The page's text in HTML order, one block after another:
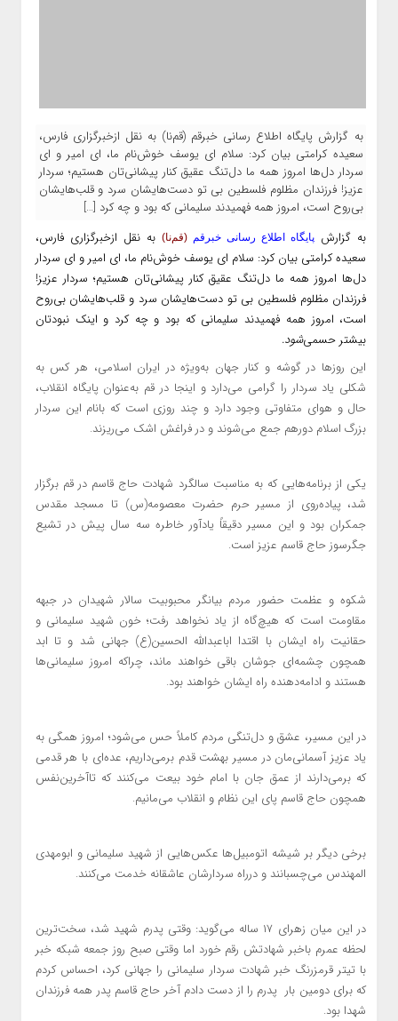
به گزارش پایگاه اطلاع رسانی خبرقم (قم‌نا) به نقل ازخبرگزاری فارس،
سعیده کرامتی بیان کرد: سلام ای یوسف خوش‌نام ما، ای امیر و ای
سردار دل‌ها امروز همه ما دل‌تنگ عقیق کنار پیشانی‌تان هستیم؛ سردار
عزیز! فرزندان مظلوم فلسطین بی تو دست‌هایشان سرد و قلب‌هایشان
بی‌روح است، امروز همه فهمیدند سلیمانی که بود و چه کرد […]
به گزارش پایگاه اطلاع رسانی خبرقم (قم‌نا) به نقل ازخبرگزاری فارس،
سعیده کرامتی بیان کرد: سلام ای یوسف خوش‌نام ما، ای امیر و ای سردار
دل‌ها امروز همه ما دل‌تنگ عقیق کنار پیشانی‌تان هستیم؛ سردار عزیز!
فرزندان مظلوم فلسطین بی تو دست‌هایشان سرد و قلب‌هایشان بی‌روح
است، امروز همه فهمیدند سلیمانی که بود و چه کرد و اینک نبودتان
بیشتر حسمی‌شود.
این روزها در گوشه و کنار جهان به‌ویژه در ایران اسلامی، هر کس به
شکلی یاد سردار را گرامی می‌دارد و اینجا در قم به‌عنوان پایگاه انقلاب،
حال و هوای متفاوتی وجود دارد و چند روزی است که بانام این سردار
بزرگ اسلام دورهم جمع می‌شوند و در فراغش اشک می‌ریزند.
یکی از برنامه‌هایی که به مناسبت سالگرد شهادت حاج قاسم در قم برگزار
شد، پیاده‌روی از مسیر حرم حضرت معصومه(س) تا مسجد مقدس
جمکران بود‌ و این مسیر دقیقاً یاد‌آور خاطره سه سال پیش در تشیع
جگرسوز حاج قاسم عزیز است.
شکوه و عظمت حضور مردم بیانگر محبوبیت سالار شهیدان در جبهه
مقاومت است که هیچ‌گاه از یاد نخواهد رفت؛ خون شهید سلیمانی و
حقانیت راه ایشان با اقتدا اباعبدالله الحسین(ع) جهانی شد و تا ابد
همچون چشمه‌ای جوشان باقی خواهند ماند، چراکه امروز سلیمانی‌ها
هستند و ادامه‌دهنده راه ایشان خواهند بود.
در این مسیر، عشق و دل‌تنگی مردم کاملاً حس می‌شود؛ امروز همگی به
یاد عزیز آسمانی‌مان در مسیر بهشت قدم برمی‌داریم، عده‌ای با هر قدمی
که برمی‌دارند از عمق جان با امام خود بیعت می‌کنند که تاآخرین‌نفس
همچون حاج قاسم پای این نظام و انقلاب می‌مانیم.
برخی دیگر بر شیشه اتومبیل‌ها عکس‌هایی از شهید سلیمانی و ابو‌مهدی
المهندس می‌چسبانند و درراه سردارشان عاشقانه خدمت می‌کنند.
در این میان زهرای ۱۷ ساله می‌گوید: وقتی پدرم شهید شد، سخت‌ترین
لحظه عمرم باخبر شهادتش رقم خورد اما وقتی صبح روز جمعه شبکه خبر
با تیتر قرمزرنگ خبر شهادت سردار سلیمانی را جهانی کرد، احساس کردم
که برای دومین بار پدرم را از دست دادم آخر حاج قاسم پدر همه فرزندان
شهدا بود.